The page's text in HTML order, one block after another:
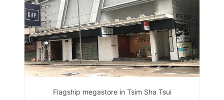
Flagship megastore in Tsim Sha Tsui